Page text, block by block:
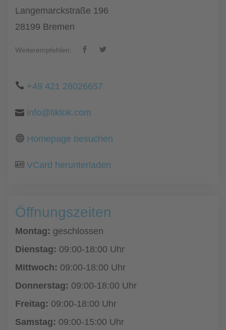
Langemarckstraße 196
28199 Bremen
Weiterempfehlen:
+49 421 28026657
info@tiktok.com
Homepage besuchen
VCard herunterladen
Öffnungszeiten
Montag: geschlossen
Dienstag: 09:00-18:00 Uhr
Mittwoch: 09:00-18:00 Uhr
Donnerstag: 09:00-18:00 Uhr
Freitag: 09:00-18:00 Uhr
Samstag: 09:00-15:00 Uhr